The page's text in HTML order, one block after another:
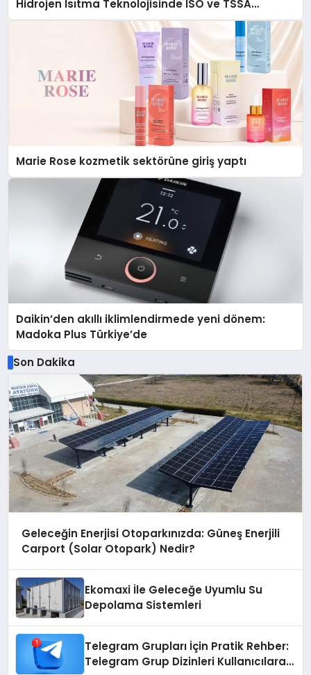
Hidrojen Isıtma Teknolojisinde ISO ve TSSA
Düzenleyici Onaylarını Aldı
Marie Rose kozmetik sektörüne giriş yaptı
Daikin’den akıllı iklimlendirmede yeni dönem:
Madoka Plus Türkiye’de
Son Dakika
Geleceğin Enerjisi Otoparkınızda: Güneş Enerjili
Carport (Solar Otopark) Nedir?
Ekomaxi İle Geleceğe Uyumlu Su
Depolama Sistemleri
Telegram Grupları İçin Pratik Rehber:
Telegram Grup Dizinleri Kullanıcılara